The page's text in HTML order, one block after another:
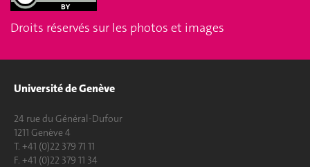
Droits réservés sur les photos et images
Université de Genève
24 rue du Général-Dufour
1211 Genève 4
T. +41 (0)22 379 71 11
F. +41 (0)22 379 11 34